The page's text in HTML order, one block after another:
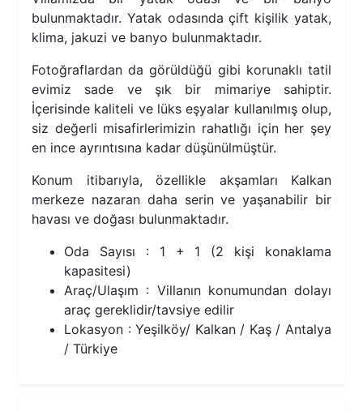
bulunmaktadır. Yatak odasında çift kişilik yatak,
klima, jakuzi ve banyo bulunmaktadır.
Fotoğraflardan da görüldüğü gibi korunaklı tatil
evimiz sade ve şık bir mimariye sahiptir.
İçerisinde kaliteli ve lüks eşyalar kullanılmış olup,
siz değerli misafirlerimizin rahatlığı için her şey
en ince ayrıntısına kadar düşünülmüştür.
Konum itibarıyla, özellikle akşamları Kalkan
merkeze nazaran daha serin ve yaşanabilir bir
havası ve doğası bulunmaktadır.
Oda Sayısı : 1 + 1 (2 kişi konaklama
kapasitesi)
Araç/Ulaşım : Villanın konumundan dolayı
araç gereklidir/tavsiye edilir
Lokasyon : Yeşilköy/ Kalkan / Kaş / Antalya
/ Türkiye